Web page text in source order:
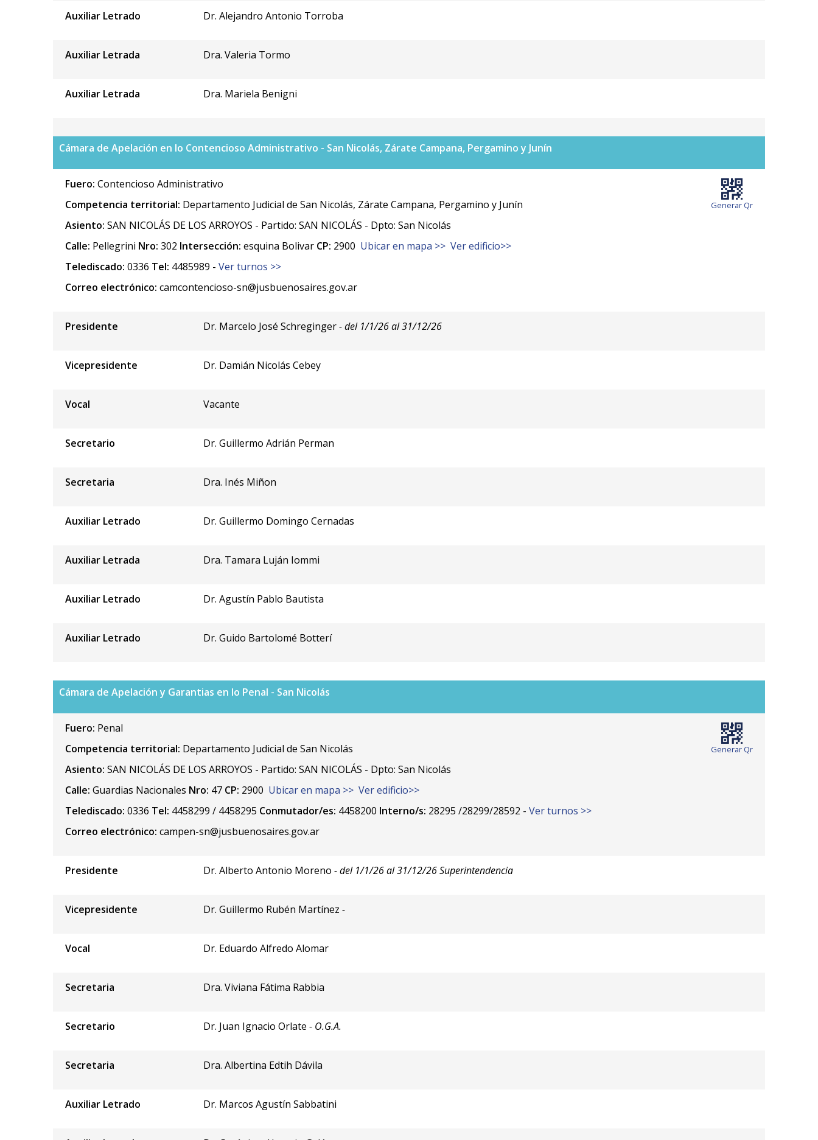
Auxiliar Letrado Dr. Alejandro Antonio Torroba
Auxiliar Letrada Dra. Valeria Tormo
Auxiliar Letrada Dra. Mariela Benigni
Cámara de Apelación en lo Contencioso Administrativo - San Nicolás, Zárate Campana, Pergamino y Junín
Generar Qr
Fuero: Contencioso Administrativo
Competencia territorial: Departamento Judicial de San Nicolás, Zárate Campana, Pergamino y Junín
Asiento: SAN NICOLÁS DE LOS ARROYOS - Partido: SAN NICOLÁS - Dpto: San Nicolás
Calle: Pellegrini Nro: 302 Intersección: esquina Bolivar CP: 2900 Ubicar en mapa >> Ver edificio>>
Telediscado: 0336 Tel: 4485989 - Ver turnos >>
Correo electrónico: camcontencioso-sn@jusbuenosaires.gov.ar
Presidente Dr. Marcelo José Schreginger- del 1/1/26 al 31/12/26
Vicepresidente Dr. Damián Nicolás Cebey
Vocal Vacante
Secretario Dr. Guillermo Adrián Perman
Secretaria Dra. Inés Miñon
Auxiliar Letrado Dr. Guillermo Domingo Cernadas
Auxiliar Letrada Dra. Tamara Luján Iommi
Auxiliar Letrado Dr. Agustín Pablo Bautista
Auxiliar Letrado Dr. Guido Bartolomé Botterí
Cámara de Apelación y Garantias en lo Penal - San Nicolás
Generar Qr
Fuero: Penal
Competencia territorial: Departamento Judicial de San Nicolás
Asiento: SAN NICOLÁS DE LOS ARROYOS - Partido: SAN NICOLÁS - Dpto: San Nicolás
Calle: Guardias Nacionales Nro: 47 CP: 2900 Ubicar en mapa >> Ver edificio>>
Telediscado: 0336 Tel: 4458299 / 4458295 Conmutador/es: 4458200 Interno/s: 28295 /28299/28592 - Ver turnos >>
Correo electrónico: campen-sn@jusbuenosaires.gov.ar
Presidente Dr. Alberto Antonio Moreno - del 1/1/26 al 31/12/26 Superintendencia
Vicepresidente Dr. Guillermo Rubén Martínez -
Vocal Dr. Eduardo Alfredo Alomar
Secretaria Dra. Viviana Fátima Rabbia
Secretario Dr. Juan Ignacio Orlate - O.G.A.
Secretaria Dra. Albertina Edtih Dávila
Auxiliar Letrado Dr. Marcos Agustín Sabbatini